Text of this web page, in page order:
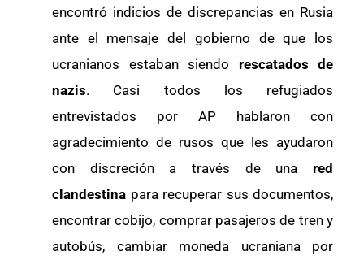
encontró indicios de discrepancias en Rusia
ante el mensaje del gobierno de que los
ucranianos estaban siendo rescatados de
nazis. Casi todos los refugiados
entrevistados por AP hablaron con
agradecimiento de rusos que les ayudaron
con discreción a través de una red
clandestina para recuperar sus documentos,
encontrar cobijo, comprar pasajeros de tren y
autobús, cambiar moneda ucraniana por